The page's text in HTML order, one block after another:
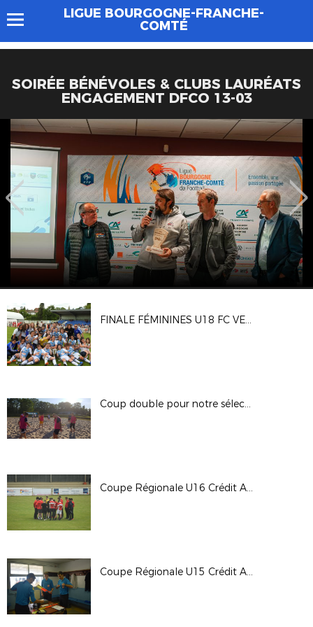
LIGUE BOURGOGNE-FRANCHE-
COMTÉ
SOIRÉE BÉNÉVOLES & CLUBS LAURÉATS
ENGAGEMENT DFCO 13-03
FINALE FÉMININES U18 FC VESOUL - RACING BESANÇON
Coup double pour notre sélection de Beach Soccer
Coupe Régionale U16 Crédit Agricole : AS BEAUNE - ASPTT DIJON (0-4)
Coupe Régionale U15 Crédit Agricole : AJ AUXERRE - ASPTT DIJON (2-0)